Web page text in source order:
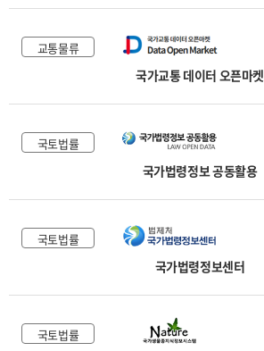
교통물류
국가교통 데이터 오픈마켓
국토법률
국가법령정보 공동활용
국토법률
국가법령정보센터
국토법률